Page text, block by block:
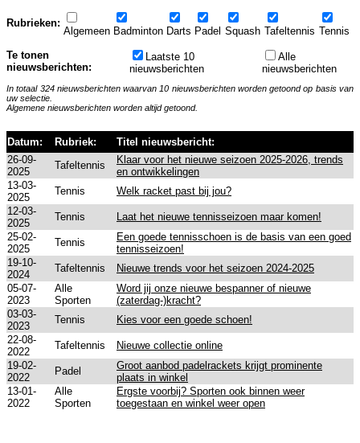
Rubrieken:
Algemeen Badminton Darts Padel Squash Tafeltennis Tennis
Te tonen
nieuwsberichten:
Laatste 10
nieuwsberichten
Alle
nieuwsberichten
In totaal 324 nieuwsberichten waarvan 10 nieuwsberichten worden getoond op basis van
uw selectie.
Algemene nieuwsberichten worden altijd getoond.
Datum: Rubriek:
Titel nieuwsbericht:
26-09-
2025
Tafeltennis
Klaar voor het nieuwe seizoen 2025-2026, trends
en ontwikkelingen
13-03-
2025
Tennis
Welk racket past bij jou?
12-03-
2025
Tennis
Laat het nieuwe tennisseizoen maar komen!
25-02-
2025
Tennis
Een goede tennisschoen is de basis van een goed
tennisseizoen!
19-10-
2024
Tafeltennis
Nieuwe trends voor het seizoen 2024-2025
05-07-
2023
Alle
Sporten
Word jij onze nieuwe bespanner of nieuwe
(zaterdag-)kracht?
03-03-
2023
Tennis
Kies voor een goede schoen!
22-08-
2022
Tafeltennis
Nieuwe collectie online
19-02-
2022
Padel
Groot aanbod padelrackets krijgt prominente
plaats in winkel
13-01-
2022
Alle
Sporten
Ergste voorbij? Sporten ook binnen weer
toegestaan en winkel weer open